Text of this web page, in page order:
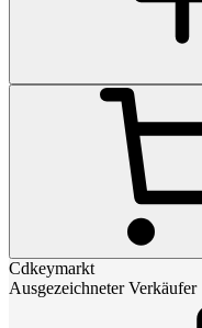
Cdkeymarkt
Ausgezeichneter Verkäufer